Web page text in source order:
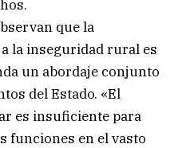
que la
la inseguridad rural es
un abordaje conjunto
del Estado. «El
es insuficiente para
funciones en el vasto